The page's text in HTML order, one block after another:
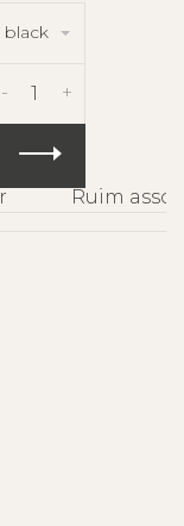
black
+
-
Ruim